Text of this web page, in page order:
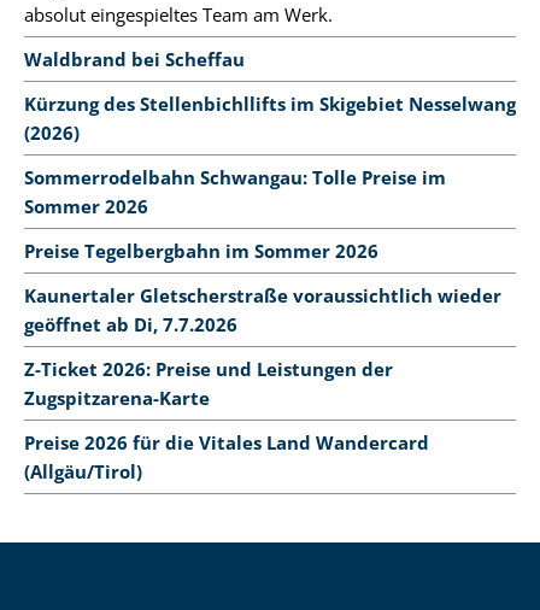
absolut eingespieltes Team am Werk.
Waldbrand bei Scheffau
Kürzung des Stellenbichllifts im Skigebiet Nesselwang
(2026)
Sommerrodelbahn Schwangau: Tolle Preise im
Sommer 2026
Preise Tegelbergbahn im Sommer 2026
Kaunertaler Gletscherstraße voraussichtlich wieder
geöffnet ab Di, 7.7.2026
Z-Ticket 2026: Preise und Leistungen der
Zugspitzarena-Karte
Preise 2026 für die Vitales Land Wandercard
(Allgäu/Tirol)